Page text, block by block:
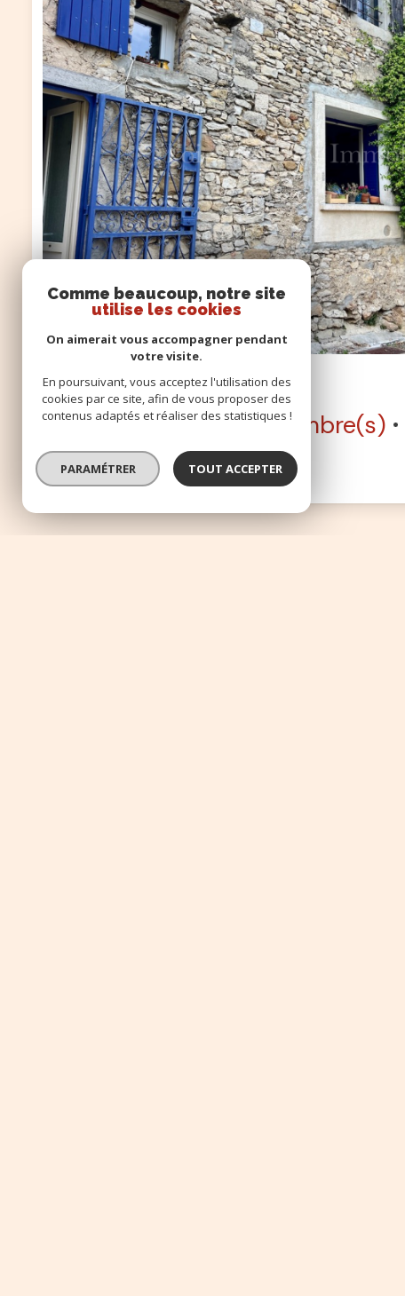
Exclusivité Nouveauté
Villa 6 pièce(s) 3 chambre(s)
Brouzet-lès-Quissac (30260)
Comme beaucoup, notre site
utilise les cookies
On aimerait vous accompagner pendant
votre visite.
En poursuivant, vous acceptez l'utilisation des
cookies par ce site, afin de vous proposer des
contenus adaptés et réaliser des statistiques !
PARAMÉTRER TOUT ACCEPTER